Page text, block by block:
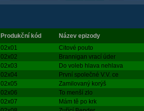
Produkční kód Název epizody
02x01
Citové pouto
02x02
Brannigan vrací úder
02x03
Do voleb hlava nehlava
02x04
První společné V.V. ce
02x05
Zamilovaný korýš
02x06
To menší zlo
02x07
Mám tě po krk